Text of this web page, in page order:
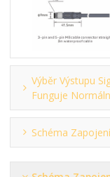
Výběr Výstupu
Funguje
Schéma